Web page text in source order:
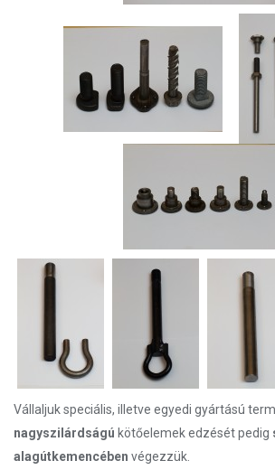
Vállaljuk speciális, illetve egyedi gyártású
nagyszilárdságú kötőelemek edzését pedig
alagútkemencében végezzük.